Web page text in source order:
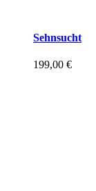
Sehnsucht
199,00 €